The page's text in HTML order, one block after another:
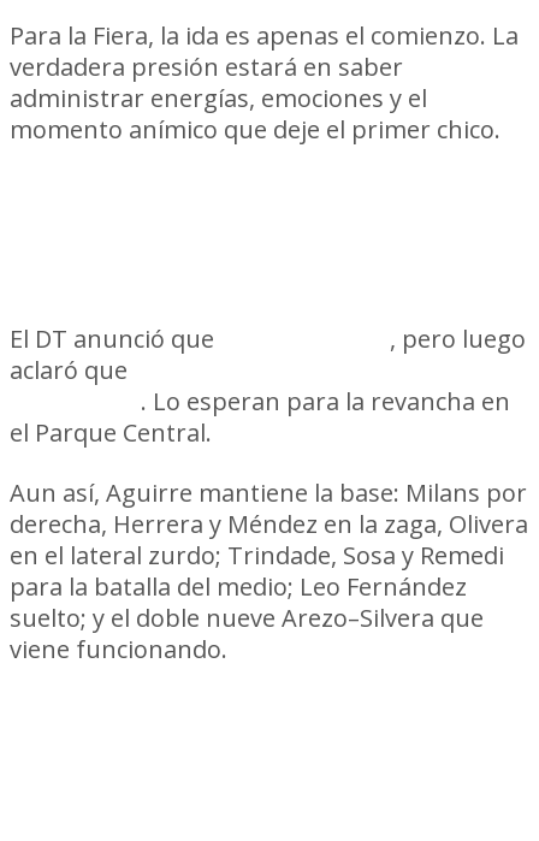
Para la Fiera, la ida es apenas el comienzo. La
verdadera presión estará en saber
administrar energías, emociones y el
momento anímico que deje el primer chico.
El DT anunció que
, pero luego
aclaró que
. Lo esperan para la revancha en
el Parque Central.
Aun así, Aguirre mantiene la base: Milans por
derecha, Herrera y Méndez en la zaga, Olivera
en el lateral zurdo; Trindade, Sosa y Remedi
para la batalla del medio; Leo Fernández
suelto; y el doble nueve Arezo–Silvera que
viene funcionando.